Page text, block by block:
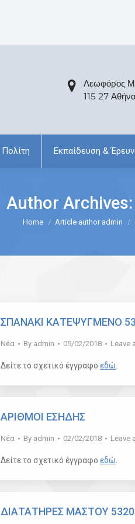
Λεωφόρος
115 27 Αθήνα
Πολίτη Εκπαίδευση &
Author Archives:
Home Article author admin
ΣΠΑΝΑΚΙ ΚΑΤΕΨΥΓΜΕΝΟ
Νέα By admin 05/02/2018 Leave
Δείτε το σχετικό έγγραφο εδώ
ΑΡΙΘΜΟΙ ΕΣΗΔΗΣ
Νέα By admin 02/02/2018 Leave
Δείτε το σχετικό έγγραφο εδώ
ΔΙΑΤΑΤΗΡΕΣ ΜΑΣΤΟΥ